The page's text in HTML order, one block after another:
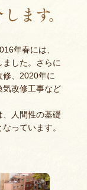
ます。
年春には、
した。さらに
修、2020年に
気改修工事など
人間性の基礎
っています。